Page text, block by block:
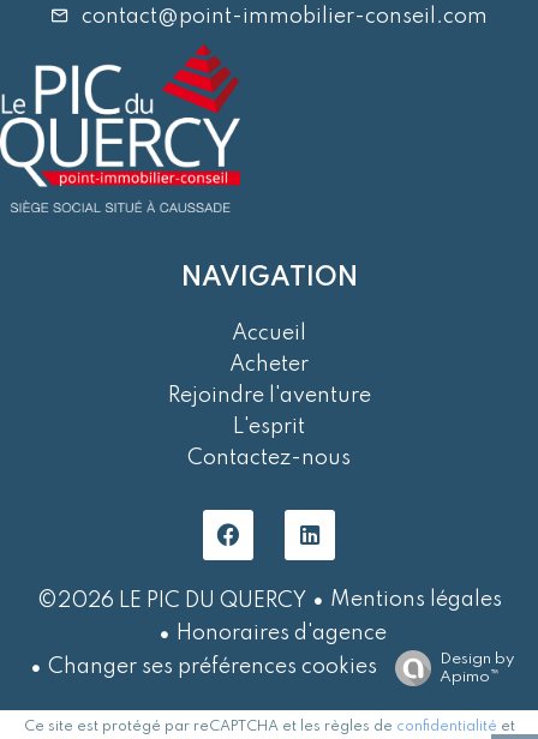
contact@point-immobilier-conseil.com
NAVIGATION
Accueil
Acheter
Rejoindre l'aventure
L'esprit
Contactez-nous
©2026 LE PIC DU QUERCY
Mentions légales
Honoraires d'agence
Changer ses préférences cookies
Design by
Apimo™
Ce site est protégé par reCAPTCHA et les règles de confidentialité et